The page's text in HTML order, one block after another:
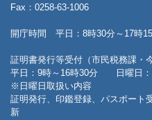
Fax：0258-63-1006
開庁時間 平日：8時30分～17時
証明書発行等受付（市民税務課・
平日：9時～16時30分 日曜日：
※日曜日取扱い内容
証明発行、印鑑登録、パスポート
新